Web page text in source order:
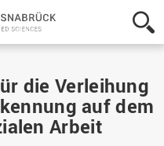
Hochschule
Osnabrück
-
of
Applied
Sciences
die Verleihung
auf dem
Arbeit